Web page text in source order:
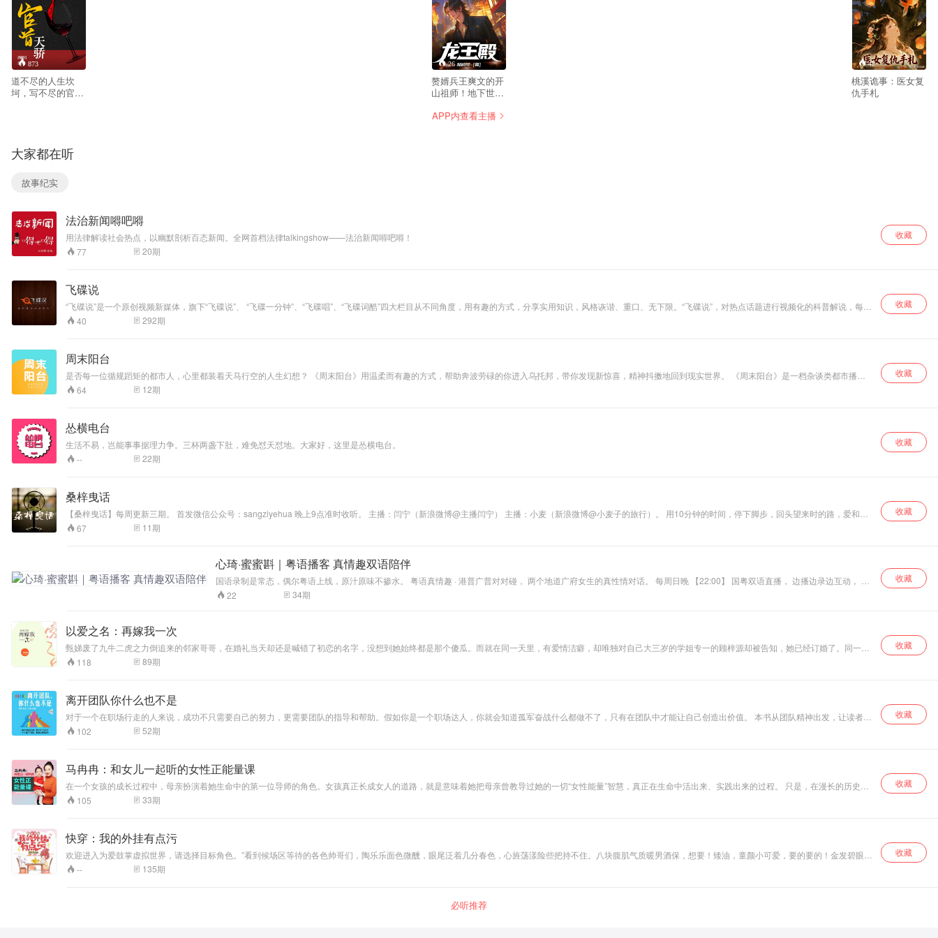
873
道不尽的人生坎
坷，写不尽的官场
了历史上最年轻的
镇长。斗贪平黑整
治安，过关斩将求
发展，且看他如何
长，平步青云，直
达天听。都说官场
坎坷，人生渺渺，
凭什么他可以醉卧
美人膝，笑看风云
场风流？把酒风含
笑。
26
赘婿兵王爽文的开
山祖师！地下世界
总裁家的女婿! 全
42
桃溪诡事：医女复
仇手札
APP内查看主播
大家都在听
故事纪实
法治新闻嘚吧嘚
用法律解读社会热点，以幽默剖析百态新闻。全网首档法律talkingshow——法治新闻嘚吧嘚！
77
20期
收藏
飞碟说
“飞碟说”是一个原创视频新媒体，旗下“飞碟说”、 “飞碟一分钟”、“飞碟唱”、“飞碟词酷”四大栏目从不同角度，用有趣的方式，分享实用知识，风格诙谐、重口、无下限。“飞碟说”，对热点话题进行视频化的科普解说，每周
四更新；“飞碟一分钟”，每天一分钟，分享一个实用小知识；“飞碟词酷”，用独特的口味解释热点名词，每天两个词；“飞碟唱”，把我唱给你听。
40 292期
收藏
周末阳台
是否每一位循规蹈矩的都市人，心里都装着天马行空的人生幻想？ 《周末阳台》用温柔而有趣的方式，帮助奔波劳碌的你进入乌托邦，带你发现新惊喜，精神抖擞地回到现实世界。 《周末阳台》是一档杂谈类都市播
客，由阿卷、辣辣、味美思、Jennifer四位主播分享成长中的爆笑瞬间，探讨漫漫人生的是非观，科普然并卵的冷知识。和你一起聊烟火人间寻常事，展忙里偷闲开心颜。 不慌不忙，眼里有光。
64 12期
收藏
怂横电台
生活不易，岂能事事据理力争。三杯两盏下肚，难免怼天怼地。大家好，这里是怂横电台。
--
22期
收藏
桑梓曳话
【桑梓曳话】每周更新三期。 首发微信公众号：sangziyehua 晚上9点准时收听。 主播：闫宁（新浪微博@主播闫宁） 主播：小麦（新浪微博@小麦子的旅行）。 用10分钟的时间，停下脚步，回头望来时的路，爱和梦
想，请你不要辜负。
67 11期
收藏
心琦·蜜蜜斟｜粤语播客 真情趣双语陪伴
国语录制是常态，偶尔粤语上线，原汁原味不掺水。 粤语真情趣 · 港普广普对对碰， 两个地道广府女生的真性情对话。 每周日晚 【22:00】 国粤双语直播， 边播边录边互动， 真
性情，不矫情！ 我们的每期节目都是一边直播一边录制，欢迎你来到我们的直播间，和我们即时互动，陪我们一起录制节目，既能“听我们聊”，也能“被我们读到”。让我们从真实
的经历和感受出发，简单且真诚地拥抱生活！ 部分节目设置付费，是因为我们愿意为“更深入一点、更直接一点 、 更真切一点”的表达留出安全空间，那里往往有着我们 不想轻易
22 34期
收藏
以爱之名：再嫁我一次
甄娣废了九牛二虎之力倒追来的邻家哥哥，在婚礼当天却还是喊错了初恋的名字，没想到她始终都是那个傻瓜。而就在同一天里，有爱情洁癖，却唯独对自己大三岁的学姐专一的顾梓源却被告知，她已经订婚了。同一天
遭遇了同样伤痛的两个人究竟会擦出怎样的火花呢？两个人突入其来的婚姻，是为了忘记彼此的伤痛往事还是命运的一向安排？
118 89期
收藏
离开团队你什么也不是
对于一个在职场行走的人来说，成功不只需要自己的努力，更需要团队的指导和帮助。假如你是一个职场达人，你就会知道孤军奋战什么都做不了，只有在团队中才能让自己创造出价值。 本书从团队精神出发，让读者能
够从中了解到团队的重要性，懂得如何去融入团队，如何做到协同合作。要知道，一个的员工只有具备良好的团队意识、积极的沟通能力、强烈的责任心以及乐于奉献的精神，才能更好地实现自我的价值，才能为企业创
造出巨大的效益。
102 52期
收藏
马冉冉：和女儿一起听的女性正能量课
在一个女孩的成长过程中，母亲扮演着她生命中的第一位导师的角色。女孩真正长成女人的道路，就是意味着她把母亲曾教导过她的一切“女性能量”智慧，真正在生命中活出来、实践出来的过程。 只是，在漫长的历史岁
月中，“女性能量”从母亲传递给女儿的文化传统，渐渐失落。曾经，在一个氏族部落中，由所有女性长辈向年轻女孩传承女性能量的仪式，也渐渐失落了。 在如今这个时代，大部分女孩长大成人的过程中，缺少一位女性
导师，可以手把手、心连心，为她讲解她作为女人的感受情绪要如何面对；第一次月经来潮的时候，要怎样呵护照顾自己；面对身体发育时，要如何转变对自己身体意象的理解；在情感萌动时，要如何去定义她跟另一半
能量传承，由资深“女性能量”疗愈导师——马冉冉老师，透过这个系列的女性能量课，将每一位女人都需要知道的“女性能量”奥秘，一个一个的说给你听。
105 33期
收藏
快穿：我的外挂有点污
欢迎进入为爱鼓掌虚拟世界，请选择目标角色。”看到候场区等待的各色帅哥们，陶乐乐面色微醺，眼尾泛着几分春色，心旌荡漾险些把持不住。八块腹肌气质暖男酒保，想要！矮油，童颜小可爱，要的要的！金发碧眼长
腿.. -- 135期
收藏
必听推荐